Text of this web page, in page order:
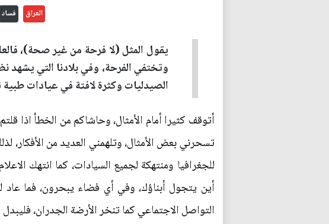
العراق فساد
يقول المثل (لا فرحة من غير صحة)،
وتختفي الفرحة، وفي بلادنا التي
الصيدليات وكثرة لافتة في عيادات
أتوقف كثيرا أمام الأمثال، وحاشاكم من الخطأ اذا
تسحرني بعض الأمثال، وتلهمني العديد من الأفكار،
للجغرافيا ومنتهكة لجميع السيادات، كما انتهك
أين يتجول أبناؤك، وفي أي فضاء يبحرون، فما عاد
التواصل الاجتماعي كما تنخر الأرضة الجدران،